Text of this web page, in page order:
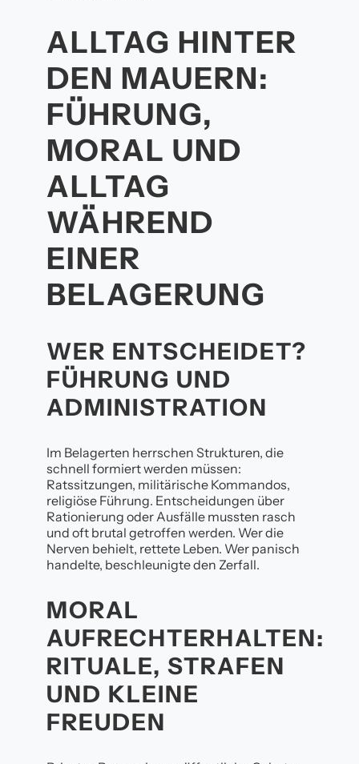
ALLTAG HINTER
DEN MAUERN:
FÜHRUNG,
MORAL UND
ALLTAG
WÄHREND
EINER
BELAGERUNG
WER ENTSCHEIDET?
FÜHRUNG UND
ADMINISTRATION
Im Belagerten herrschen Strukturen, die
schnell formiert werden müssen:
Ratssitzungen, militärische Kommandos,
religiöse Führung. Entscheidungen über
Rationierung oder Ausfälle mussten rasch
und oft brutal getroffen werden. Wer die
Nerven behielt, rettete Leben. Wer panisch
handelte, beschleunigte den Zerfall.
MORAL
AUFRECHTERHALTEN:
RITUALE, STRAFEN
UND KLEINE
FREUDEN